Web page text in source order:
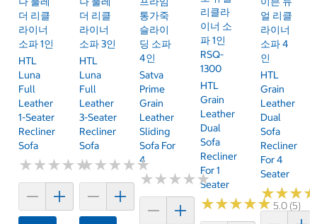
더 리클
라이너
소파 1인
HTL
Luna
Full
Leather
1-Seater
Recliner
Sofa
★★★★★
★★★★★
더 리클
라이너
소파 3인
HTL
Luna
Full
Leather
3-Seater
Recliner
Sofa
★★★★★
★★★★★
통가죽
슬라이
딩 소파
4인
Satva
Prime
Grain
Leather
Sliding
Sofa For
4
★★★★★
★★★★★
리클라
이너 소
파 1인
RSQ-
1300
HTL
Grain
Leather
Dual
Sofa
Recliner
For 1
Seater
★★★★★
★★★★★5.0 (5)
얼 리클
라이너
소파 4
인
HTL
Grain
Leather
Dual
Sofa
Recliner
For 4
Seater
★★★
★★★